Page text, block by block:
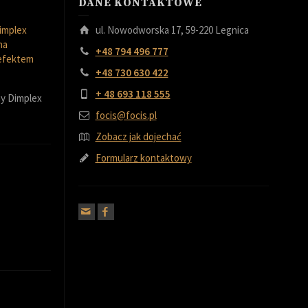
Dimplex
DANE KONTAKTOWE
ul. Nowodworska 17, 59-220 Legnica
+48 794 496 777
+48 730 630 422
+ 48 693 118 555
focis@focis.pl
Zobacz jak dojechać
Formularz kontaktowy